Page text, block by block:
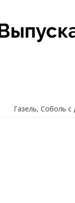
Газель, Соболь с